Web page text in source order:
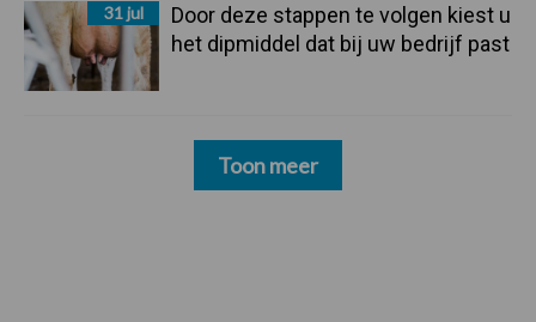
31 jul
Door deze stappen te volgen kiest u
het dipmiddel dat bij uw bedrijf past
Toon meer